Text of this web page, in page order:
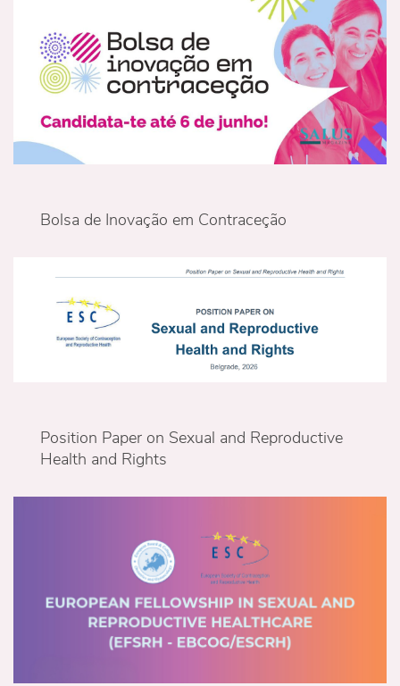
Bolsa de Inovação em Contraceção
Position Paper on Sexual and Reproductive
Health and Rights